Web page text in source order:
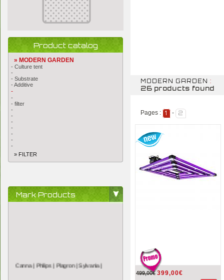
Product catalog
» MODERN GARDEN
- Culture tent
-
- Substrate
- Additive
-
-
- filter
-
-
-
-
-
-
-
» FILTER
Mark Products
MODERN GARDEN :
26 products found
Pages : 1 - 2
499,00€ 399,00€